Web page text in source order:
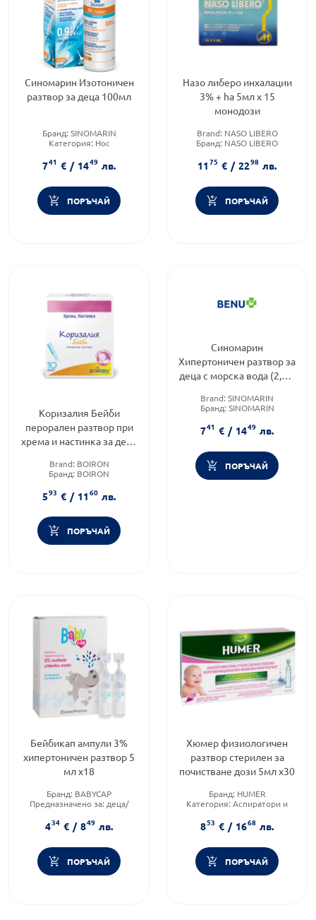
Синомарин Изотоничен
разтвор за деца 100мл
Бранд: SINOMARIN
Категория: Нос
741 € / 1449 лв.
ПОРЪЧАЙ
Назо либеро инхалации
3% + ha 5мл x 15
монодози
Brand: NASO LIBERO
Бранд: NASO LIBERO
разтвори за инхалация за
бебета и деца
1175 € / 2298 лв.
ПОРЪЧАЙ
Коризалия Бейби
перорален разтвор при
хрема и настинка за деца
дози Boiron
Brand: BOIRON
Бранд: BOIRON
хомеопатия
593 € / 1160 лв.
ПОРЪЧАЙ
Синомарин
Хипертоничен разтвор за
деца с морска вода (2,3%
Brand: SINOMARIN
Бранд: SINOMARIN
741 € / 1449 лв.
ПОРЪЧАЙ
Бейбикап ампули 3%
хипертоничен разтвор 5
мл х18
Бранд: BABYCAP
Предназначено за: деца/
Приложение:назално
434 € / 849 лв.
ПОРЪЧАЙ
Хюмер физиологичен
разтвор стерилен за
почистванe дози 5мл х30
Бранд: HUMER
Категория: Аспиратори и
бебета и деца
Форма на продукта:спрей
853 € / 1668 лв.
ПОРЪЧАЙ